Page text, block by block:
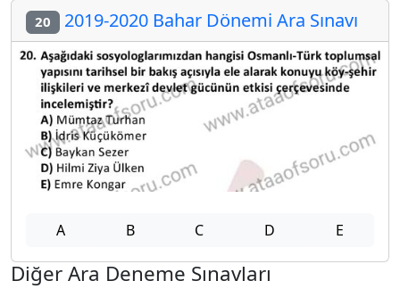
20 2019-2020 Bahar Dönemi Ara Sınavı
A B C D E
Diğer Ara Deneme Sınavları